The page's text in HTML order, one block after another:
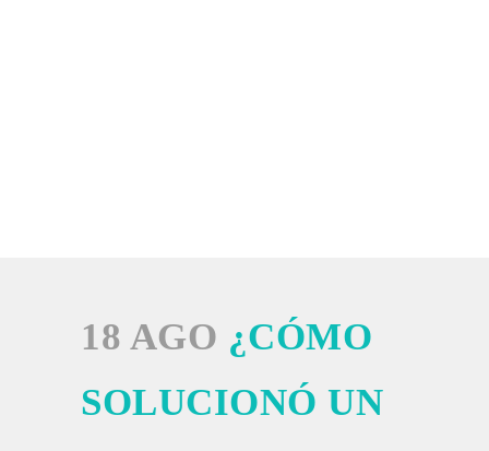
18 AGO ¿CÓMO
SOLUCIONÓ UN